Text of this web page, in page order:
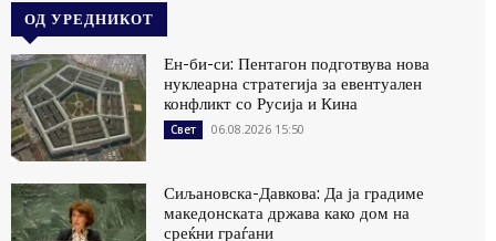
ОД УРЕДНИКОТ
Ен-би-си: Пентагон подготвува нова
нуклеарна стратегија за евентуален
конфликт со Русија и Кина
Свет 06.08.2026 15:50
Сиљановска-Давкова: Да ја градиме
македонската држава како дом на
среќни граѓани